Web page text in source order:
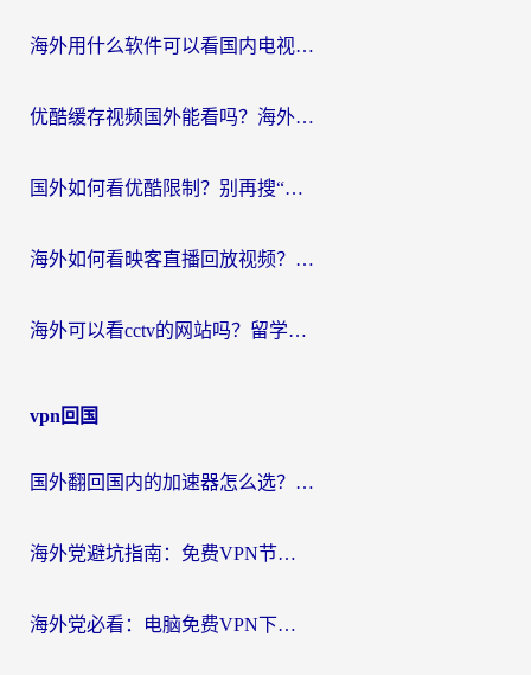
海外用什么软件可以看国内电视？留学生亲测有效的追剧自由指南
优酷缓存视频国外能看吗？海外党追剧看片的终极解决方案来了
国外如何看优酷限制？别再搜“在日本哪个软件可以看中国电视剧”，这篇教你搞定
海外如何看映客直播回放视频？这份攻略帮你搞定（附腾讯优酷观看技巧）
海外可以看cctv的网站吗？留学生亲测有效的回国追剧方案
vpn回国
国外翻回国内的加速器怎么选？海外党亲测实用指南，告别地域限制
海外党避坑指南：免费VPN节点真的靠谱吗？教你选对回国加速器无缝访问国内资源
海外党必看：电脑免费VPN下载指南+回国加速器选择全攻略，告别地区限制